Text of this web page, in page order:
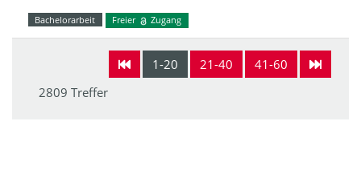
Bachelorarbeit Freier Zugang
1-20 21-40
41-60
2809 Treffer